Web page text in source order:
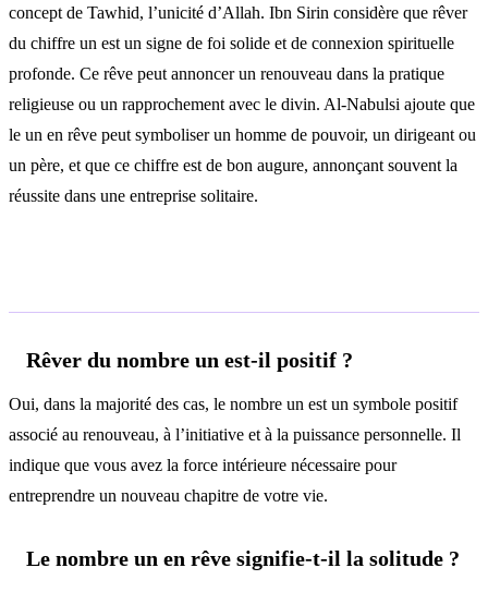
concept de Tawhid, l’unicité d’Allah. Ibn Sirin considère que rêver
du chiffre un est un signe de foi solide et de connexion spirituelle
profonde. Ce rêve peut annoncer un renouveau dans la pratique
religieuse ou un rapprochement avec le divin. Al-Nabulsi ajoute que
le un en rêve peut symboliser un homme de pouvoir, un dirigeant ou
un père, et que ce chiffre est de bon augure, annonçant souvent la
réussite dans une entreprise solitaire.
Rêver du nombre un est-il positif ?
Oui, dans la majorité des cas, le nombre un est un symbole positif
associé au renouveau, à l’initiative et à la puissance personnelle. Il
indique que vous avez la force intérieure nécessaire pour
entreprendre un nouveau chapitre de votre vie.
Le nombre un en rêve signifie-t-il la solitude ?